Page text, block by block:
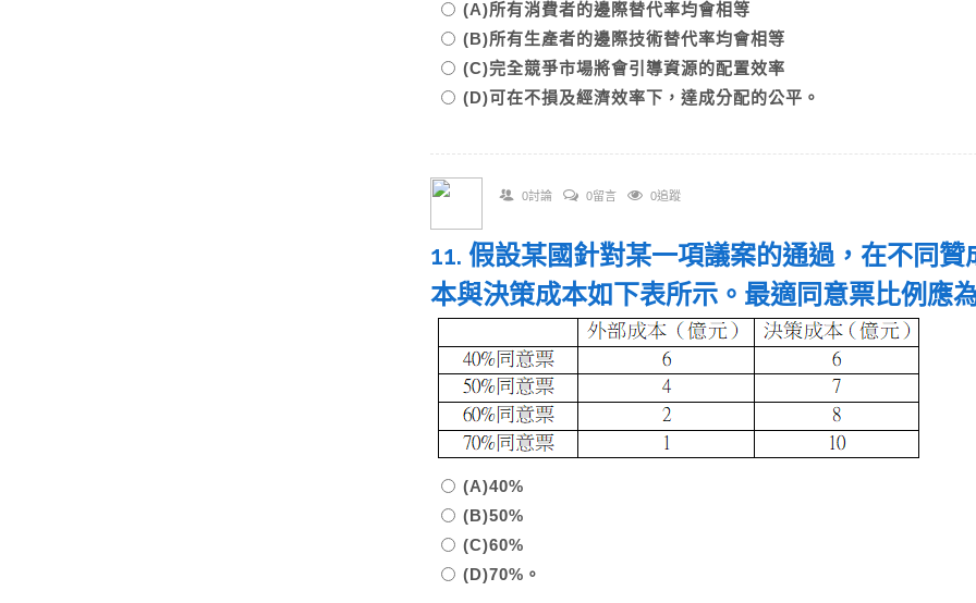
(A)所有消費者的邊際替代率均會相等
(B)所有生產者的邊際技術替代率均會相等
(C)完全競爭市場將會引導資源的配置效率
(D)可在不損及經濟效率下，達成分配的公平。
0討論 0留言 0追蹤
11. 假設某國針對某一項議案的通過，在不同
本與決策成本如下表所示。最適同意票比例應
(A)40%
(B)50%
(C)60%
(D)70%。